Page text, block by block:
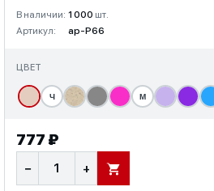
В наличии: 1 000 шт.
Артикул:
ap-P66
ЦВЕТ
Ч М
777 ₽
− + В КОРЗИНУ